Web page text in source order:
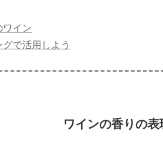
ワイン
で活用しよう
ワインの香りの表